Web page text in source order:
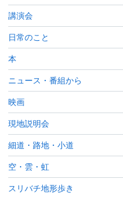
講演会
日常のこと
本
ニュース・番組から
映画
現地説明会
細道・路地・小道
空・雲・虹
スリバチ地形歩き